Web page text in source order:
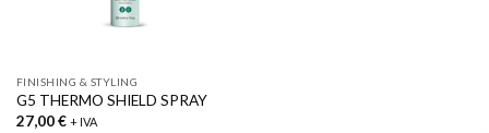
FINISHING & STYLING
G5 THERMO SHIELD SPRAY
27,00€ + IVA